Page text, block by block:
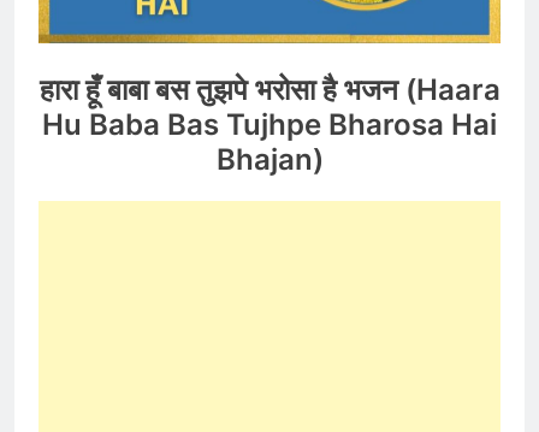
हारा हूँ बाबा बस तुझपे भरोसा है भजन (Haara
Hu Baba Bas Tujhpe Bharosa Hai
Bhajan)